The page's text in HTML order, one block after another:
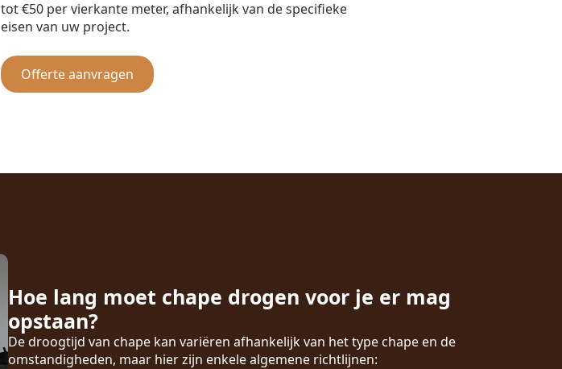
tot €50 per vierkante meter, afhankelijk van de specifieke
eisen van uw project.
Offerte aanvragen
Hoe lang moet chape drogen voor je er mag
opstaan?
De droogtijd van chape kan variëren afhankelijk van het type chape en de
omstandigheden, maar hier zijn enkele algemene richtlijnen: